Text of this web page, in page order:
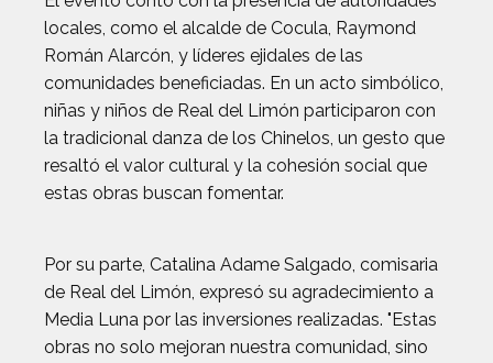
locales, como el alcalde de Cocula, Raymond
Román Alarcón, y líderes ejidales de las
comunidades beneficiadas. En un acto simbólico,
niñas y niños de Real del Limón participaron con
la tradicional danza de los Chinelos, un gesto que
resaltó el valor cultural y la cohesión social que
estas obras buscan fomentar.
Por su parte, Catalina Adame Salgado, comisaria
de Real del Limón, expresó su agradecimiento a
Media Luna por las inversiones realizadas. "Estas
obras no solo mejoran nuestra comunidad, sino